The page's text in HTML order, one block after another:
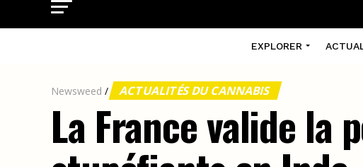
EXPLORER
Newsweed / ACTUALITÉS DU CANNABIS
La France valide la